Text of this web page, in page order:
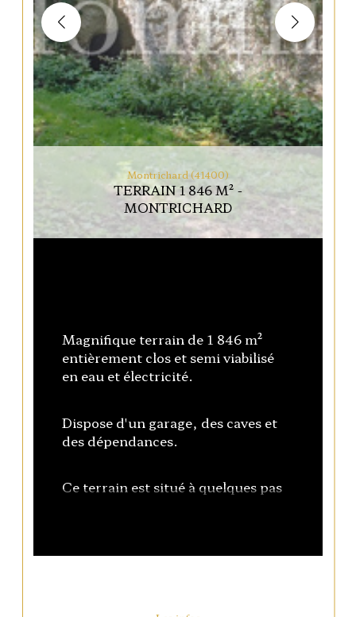
Montrichard (41400)
TERRAIN 1 846 M² -
MONTRICHARD
Magnifique terrain de 1 846 m²
entièrement clos et semi viabilisé
en eau et électricité.
Dispose d'un garage, des caves et
des dépendances.
Ce terrain est situé à quelques pas